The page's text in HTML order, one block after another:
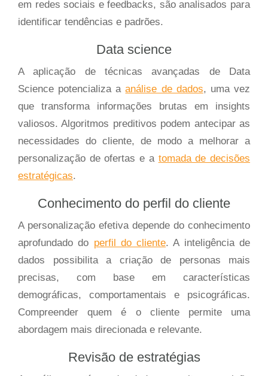
em redes sociais e feedbacks, são analisados para
identificar tendências e padrões.
Data science
A aplicação de técnicas avançadas de Data
Science potencializa aanálise de dados, uma vez
que transforma informações brutas em insights
valiosos. Algoritmos preditivos podem antecipar as
necessidades do cliente, de modo a melhorar a
personalização de ofertas e a tomada de decisões
estratégicas.
Conhecimento do perfil do cliente
A personalização efetiva depende do conhecimento
aprofundado do perfil do cliente. A inteligência de
dados possibilita a criação de personas mais
precisas, com base em características
demográficas, comportamentais e psicográficas.
Compreender quem é o cliente permite uma
abordagem mais direcionada e relevante.
Revisão de estratégias